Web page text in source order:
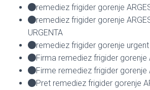
remediez frigider gorenje
remediez frigider gorenje
URGENTA
remediez frigider gorenje urgent
Firma remediez frigider gorenje
Firme remediez frigider gorenje
Pret remediez frigider gorenje